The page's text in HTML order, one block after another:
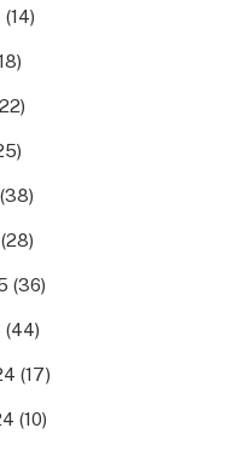
(14)
(38)
(28)
(36)
(44)
(17)
(10)